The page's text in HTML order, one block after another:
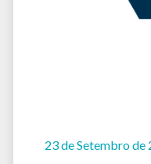
23 de Setembro de